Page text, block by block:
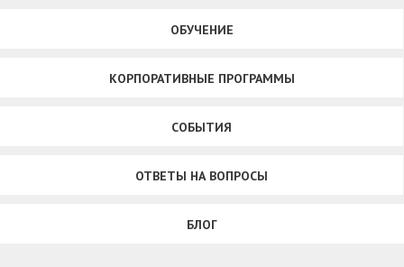
ОБУЧЕНИЕ
КОРПОРАТИВНЫЕ ПРОГРАММЫ
СОБЫТИЯ
ОТВЕТЫ НА ВОПРОСЫ
БЛОГ